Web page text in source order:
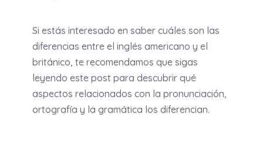
Si estás interesado en saber cuáles son las
diferencias entre el inglés americano y el
británico, te recomendamos que sigas
leyendo este post para descubrir qué
aspectos relacionados con la pronunciación,
ortografía y la gramática los diferencian.